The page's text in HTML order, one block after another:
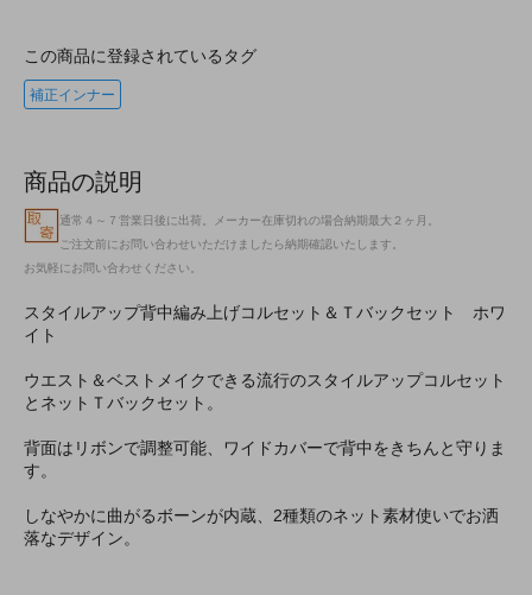
この商品に登録されているタグ
補正インナー
商品の説明
通常４～７営業日後に出荷。メーカー在庫切れの場合納期最大２ヶ月。
ご注文前にお問い合わせいただけましたら納期確認いたします。
お気軽にお問い合わせください。
スタイルアップ背中編み上げコルセット＆Ｔバックセット ホワ
イト
ウエスト＆ベストメイクできる流行のスタイルアップコルセット
とネットＴバックセット。
背面はリボンで調整可能、ワイドカバーで背中をきちんと守りま
す。
しなやかに曲がるボーンが内蔵、2種類のネット素材使いでお洒
落なデザイン。